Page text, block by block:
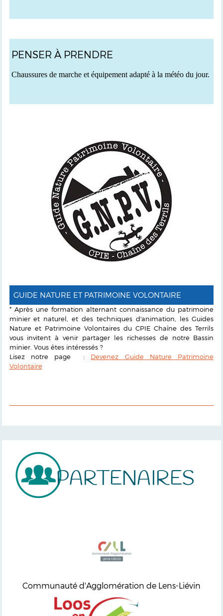
PENSER À PRENDRE
Chaussures de marche et équipement adapté à la météo du jour.
GUIDE NATURE ET PATRIMOINE VOLONTAIRE
* Après une formation alternant connaissance du patrimoine
minier et naturel, et des techniques d'animation, les Guides
Nature et Patrimoine Volontaires du CPIE Chaîne des Terrils
vous invitent à venir partager les richesses de notre Bassin
minier. Vous êtes intéressés ?
Lisez notre page : Devenez Guide Nature Patrimoine
Volontaire
PARTENAIRES
Communauté d'Agglomération de Lens-Liévin